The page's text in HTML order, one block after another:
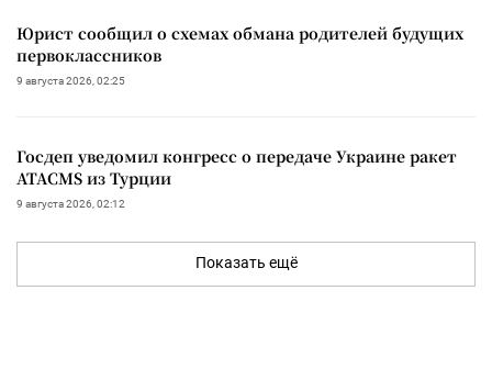
Юрист сообщил о схемах обмана родителей будущих
первоклассников
9 августа 2026, 02:25
Госдеп уведомил конгресс о передаче Украине ракет
ATACMS из Турции
9 августа 2026, 02:12
Показать ещё